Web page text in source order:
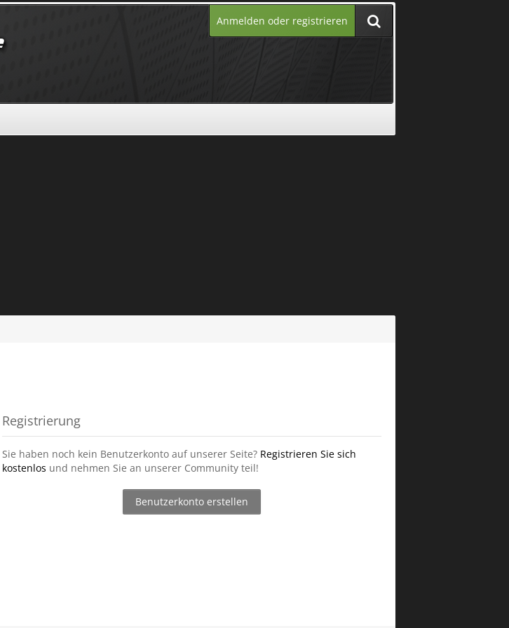
Anmelden oder registrieren
Registrierung
Sie haben noch kein Benutzerkonto auf unserer Seite? Registrieren Sie sich
kostenlos und nehmen Sie an unserer Community teil!
Benutzerkonto erstellen